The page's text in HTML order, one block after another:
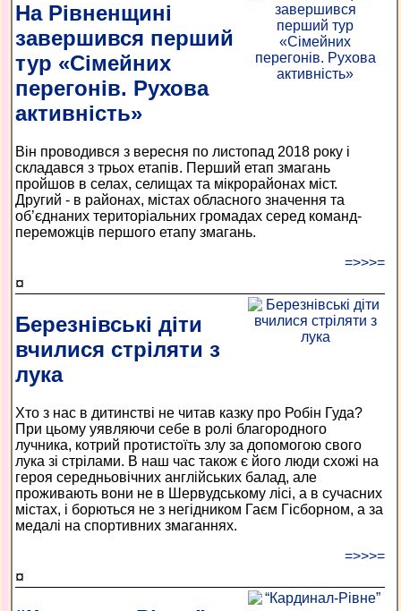
На Рівненщині
завершився перший
тур «Сімейних
перегонів. Рухова
активність»
Він проводився з вересня по листопад 2018 року і
складався з трьох етапів. Перший етап змагань
пройшов в селах, селищах та мікрорайонах міст.
Другий - в районах, містах обласного значення та
об’єднаних територіальних громадах серед команд-
переможців першого етапу змагань.
=>>>=
¤
Березнівські діти
вчилися стріляти з
лука
Хто з нас в дитинстві не читав казку про Робін Гуда?
При цьому уявляючи себе в ролі благородного
лучника, котрий протистоїть злу за допомогою свого
лука зі стрілами. В наш час також є його люди схожі на
героя середньовічних англійських балад, але
проживають вони не в Шервудському лісі, а в сучасних
містах, і борються не з негідником Гаєм Гісборном, а за
медалі на спортивних змаганнях.
=>>>=
¤